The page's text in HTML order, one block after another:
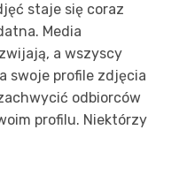
staje się coraz
Media
a wszyscy
swoje profile zdjęcia
odbiorców
profilu. Niektórzy